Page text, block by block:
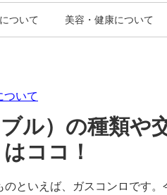
ついて 美容・健康について
ついて
ル）の種類や
ココ！
といえば、ガスコンロです。